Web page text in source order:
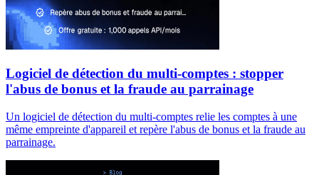
Logiciel de détection du multi-comptes : stopper
l'abus de bonus et la fraude au parrainage
Un logiciel de détection du multi-comptes relie les comptes à une
même empreinte d'appareil et repère l'abus de bonus et la fraude au
parrainage.